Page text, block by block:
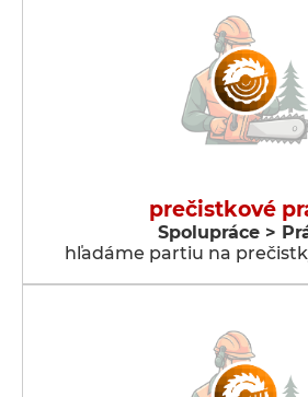
prečistkové
Spolupráce >
hľadáme partiu na